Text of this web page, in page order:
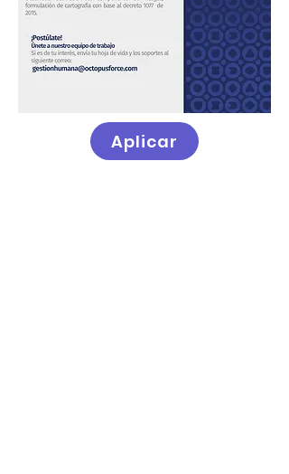
Aplicar